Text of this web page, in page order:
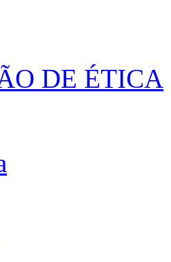
DE ÉTICA